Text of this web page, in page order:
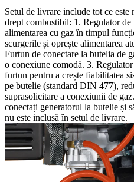
Setul de livrare include tot ce este
drept combustibil: 1. Regulator de
alimentarea cu gaz în timpul
scurgerile și oprește alimentarea
Furtun de conectare la butelia de
o conexiune comodă. 3.
furtun pentru a crește fiabilitatea
pe butelie (standard DIN 477),
suprasolicitare a conexiunii de
conectați generatorul la butelie și
nu este inclusă în setul de livrare.